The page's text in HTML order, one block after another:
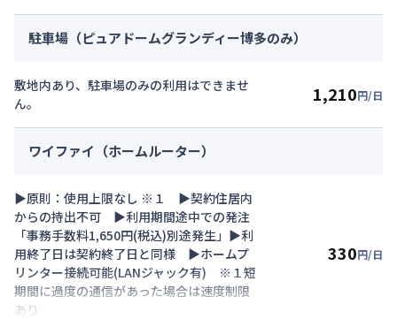
駐車場（ピュアドームグランディー博多のみ）
敷地内あり、駐車場のみの利用はできませ
ん。
1,210円/日
ワイファイ（ホームルーター）
▶原則：使用上限なし ※１ ▶契約住居内
からの持出不可 ▶利用期間途中での発注
「事務手数料1,650円(税込)別途発生」▶利
用終了日は契約終了日と同様 ▶ホームプ
リンター接続可能(LANジャック有) ※１短
期間に過度の通信があった場合は速度制限
あり
330円/日